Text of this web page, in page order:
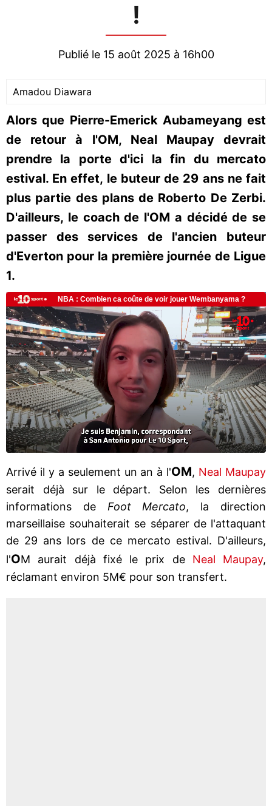
!
Publié le 15 août 2025 à 16h00
Amadou Diawara
Alors que Pierre-Emerick Aubameyang est
de retour à l'OM, Neal Maupay devrait
prendre la porte d'ici la fin du mercato
estival. En effet, le buteur de 29 ans ne fait
plus partie des plans de Roberto De Zerbi.
D'ailleurs, le coach de l'OM a décidé de se
passer des services de l'ancien buteur
d'Everton pour la première journée de Ligue
1.
Arrivé il y a seulement un an à l'OM, Neal Maupay
serait déjà sur le départ. Selon les dernières
informations de Foot Mercato, la direction
marseillaise souhaiterait se séparer de l'attaquant
de 29 ans lors de ce mercato estival. D'ailleurs,
l'OM aurait déjà fixé le prix de Neal Maupay,
réclamant environ 5M€ pour son transfert.